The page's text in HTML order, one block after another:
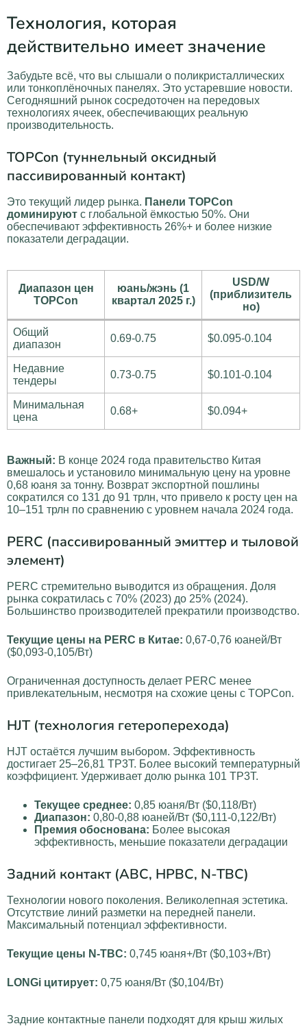
Технология, которая
действительно имеет значение
Забудьте всё, что вы слышали о поликристаллических
или тонкоплёночных панелях. Это устаревшие новости.
Сегодняшний рынок сосредоточен на передовых
технологиях ячеек, обеспечивающих реальную
производительность.
TOPCon (туннельный оксидный
пассивированный контакт)
Это текущий лидер рынка. Панели TOPCon
доминируют с глобальной ёмкостью 50%. Они
обеспечивают эффективность 26%+ и более низкие
показатели деградации.
Диапазон цен
TOPCon
юань/жэнь (1
квартал 2025 г.)
USD/W
(приблизитель
но)
Общий
диапазон
0.69-0.75 $0.095-0.104
Недавние
тендеры
0.73-0.75 $0.101-0.104
Минимальная
цена
0.68+ $0.094+
Важный: В конце 2024 года правительство Китая
вмешалось и установило минимальную цену на уровне
0,68 юаня за тонну. Возврат экспортной пошлины
сократился со 131 до 91 трлн, что привело к росту цен на
10–151 трлн по сравнению с уровнем начала 2024 года.
PERC (пассивированный эмиттер и тыловой
элемент)
PERC стремительно выводится из обращения. Доля
рынка сократилась с 70% (2023) до 25% (2024).
Большинство производителей прекратили производство.
Текущие цены на PERC в Китае: 0,67-0,76 юаней/Вт
($0,093-0,105/Вт)
Ограниченная доступность делает PERC менее
привлекательным, несмотря на схожие цены с TOPCon.
HJT (технология гетероперехода)
HJT остаётся лучшим выбором. Эффективность
достигает 25–26,81 TP3T. Более высокий температурный
коэффициент. Удерживает долю рынка 101 TP3T.
Текущее среднее: 0,85 юаня/Вт ($0,118/Вт)
Диапазон: 0,80-0,88 юаней/Вт ($0,111-0,122/Вт)
Премия обоснована: Более высокая
эффективность, меньшие показатели деградации
Задний контакт (ABC, HPBC, N-TBC)
Технологии нового поколения. Великолепная эстетика.
Отсутствие линий разметки на передней панели.
Максимальный потенциал эффективности.
Текущие цены N-TBC: 0,745 юаня+/Вт ($0,103+/Вт)
LONGi цитирует: 0,75 юаня/Вт ($0,104/Вт)
Задние контактные панели подходят для крыш жилых